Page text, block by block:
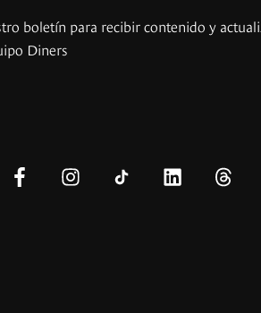
boletín para recibir contenido y
Diners